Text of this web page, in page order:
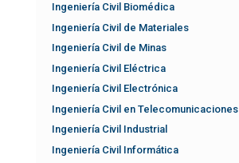
Ingeniería Civil Biomédica
Ingeniería Civil de Materiales
Ingeniería Civil de Minas
Ingeniería Civil Eléctrica
Ingeniería Civil Electrónica
Ingeniería Civil en Telecomunicaciones
Ingeniería Civil Industrial
Ingeniería Civil Informática